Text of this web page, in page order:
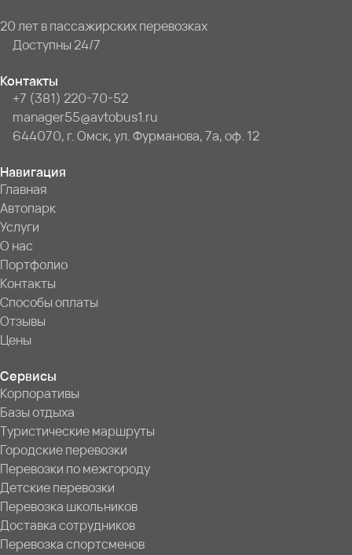
20 лет в пассажирских перевозках
Доступны 24/7
Контакты
+7 (381) 220-70-52
manager55@avtobus1.ru
644070, г. Омск, ул. Фурманова, 7а, оф. 12
Навигация
Главная
Автопарк
Услуги
О нас
Портфолио
Контакты
Способы оплаты
Отзывы
Цены
Сервисы
Корпоративы
Базы отдыха
Туристические маршруты
Городские перевозки
Перевозки по межгороду
Детские перевозки
Перевозка школьников
Доставка сотрудников
Перевозка спортсменов